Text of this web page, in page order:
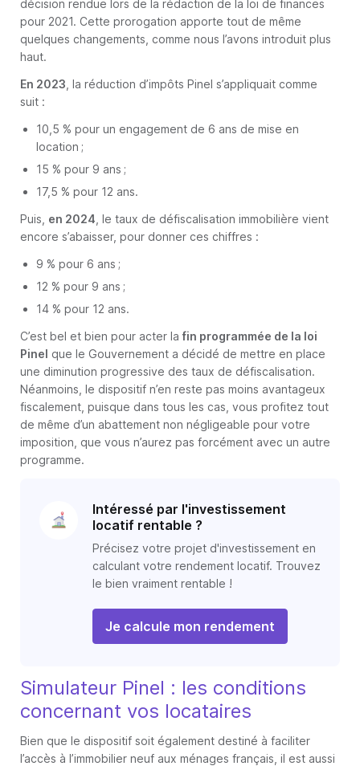
décision rendue lors de la rédaction de la loi de finances
pour 2021. Cette prorogation apporte tout de même
quelques changements, comme nous l’avons introduit plus
haut.
En 2023 , la réduction d’impôts Pinel s’appliquait comme
suit :
10,5 % pour un engagement de 6 ans de mise en
location ;
15 % pour 9 ans ;
17,5 % pour 12 ans.
Puis, en 2024 , le taux de défiscalisation immobilière vient
encore s’abaisser, pour donner ces chiffres :
9 % pour 6 ans ;
12 % pour 9 ans ;
14 % pour 12 ans.
C’est bel et bien pour acter la fin programmée de la loi
Pinel que le Gouvernement a décidé de mettre en place
une diminution progressive des taux de défiscalisation.
Néanmoins, le dispositif n’en reste pas moins avantageux
fiscalement, puisque dans tous les cas, vous profitez tout
de même d’un abattement non négligeable pour votre
imposition, que vous n’aurez pas forcément avec un autre
programme.
Intéressé par l'investissement
locatif rentable ?
Précisez votre projet d'investissement en
calculant votre rendement locatif. Trouvez
le bien vraiment rentable !
Je calcule mon rendement
Simulateur Pinel : les conditions
concernant vos locataires
Bien que le dispositif soit également destiné à faciliter
l’accès à l’immobilier neuf aux ménages français, il est aussi